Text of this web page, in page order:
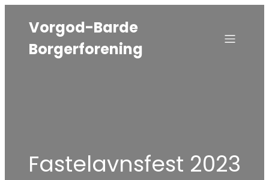
Vorgod-Barde
Borgerforening
Fastelavnsfest 2023